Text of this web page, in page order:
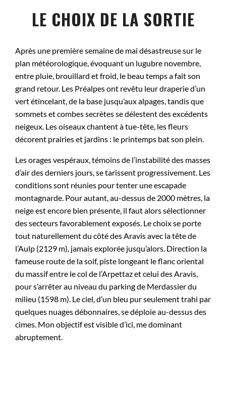
LE CHOIX DE LA SORTIE
Après une première semaine de mai désastreuse sur le
plan météorologique, évoquant un lugubre novembre,
entre pluie, brouillard et froid, le beau temps a fait son
grand retour. Les Préalpes ont revêtu leur draperie d’un
vert étincelant, de la base jusqu’aux alpages, tandis que
sommets et combes secrètes se délestent des excédents
neigeux. Les oiseaux chantent à tue-tête, les fleurs
décorent prairies et jardins : le printemps bat son plein.
Les orages vespéraux, témoins de l’instabilité des masses
d’air des derniers jours, se tarissent progressivement. Les
conditions sont réunies pour tenter une escapade
montagnarde. Pour autant, au-dessus de 2000 mètres, la
neige est encore bien présente, il faut alors sélectionner
des secteurs favorablement exposés. Le choix se porte
tout naturellement du côté des Aravis avec la tête de
l’Aulp (2129 m), jamais explorée jusqu’alors. Direction la
fameuse route de la soif, piste longeant le flanc oriental
du massif entre le col de l’Arpettaz et celui des Aravis,
pour s’arrêter au niveau du parking de Merdassier du
milieu (1598 m). Le ciel, d’un bleu pur seulement trahi par
quelques nuages débonnaires, se déploie au-dessus des
cimes. Mon objectif est visible d’ici, me dominant
abruptement.